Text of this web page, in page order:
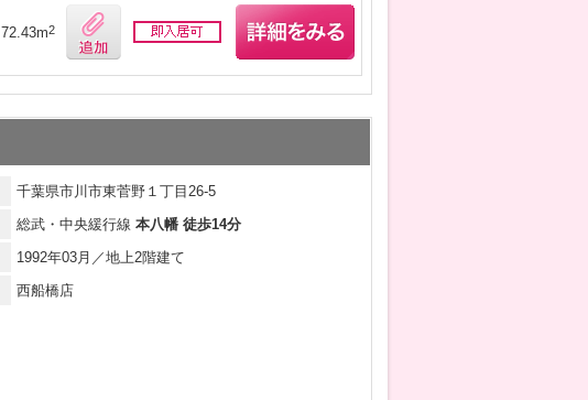
72.43m2
千葉県市川市東菅野１丁目26-5
総武・中央緩行線 本八幡 徒歩14分
1992年03月／地上2階建て
西船橋店